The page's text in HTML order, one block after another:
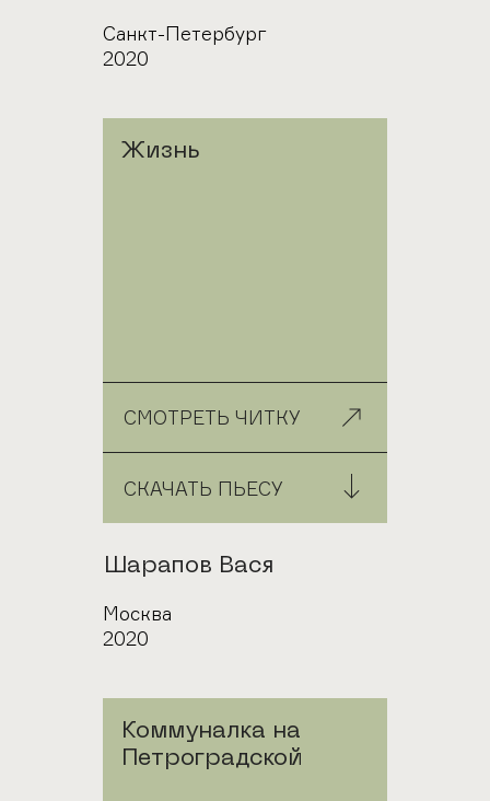
Город
Санкт-Петербург
Год
2020
Жизнь
СМОТРЕТЬ ЧИТКУ
СКАЧАТЬ ПЬЕСУ
Автор
Шарапов Вася
Город
Москва
Год
2020
Коммуналка на
Петроградской